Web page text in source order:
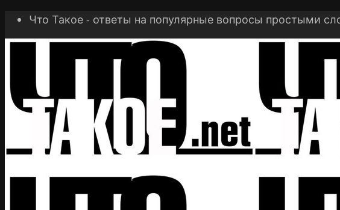
Что Такое - ответы на популярные вопросы простыми